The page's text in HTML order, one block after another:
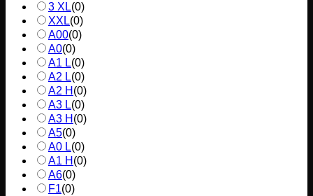
3 XL(0)
XXL(0)
A00(0)
A0(0)
A1 L(0)
A2 L(0)
A2 H (0)
A3 L(0)
A3 H (0)
A5(0)
A0 L(0)
A1 H (0)
A6(0)
F1(0)